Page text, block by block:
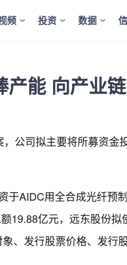
频 投资 数据
能 向产业
公司拟主要将所募资金
于AIDC用全合成光纤预
19.88亿元，远东股份
、发行股票价格、发行